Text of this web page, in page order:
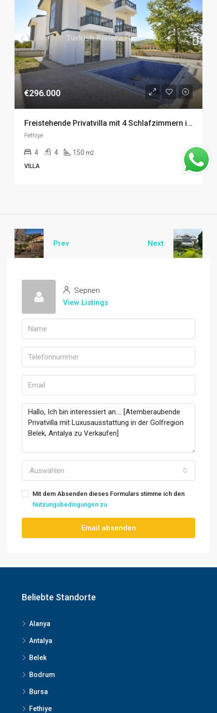
€296.000
Freistehende Privatvilla mit 4 Schlafzimmern in Seydikemer, Fethiye zu Verkaufen
Fethiye
4 4 150 m2
VILLA
Prev Next
Sepnen
View Listings
Auswählen
Mit dem Absenden dieses Formulars stimme ich den
Nutzungsbedingungen zu
Email absenden
Beliebte Standorte
Alanya
Antalya
Belek
Bodrum
Bursa
Fethiye